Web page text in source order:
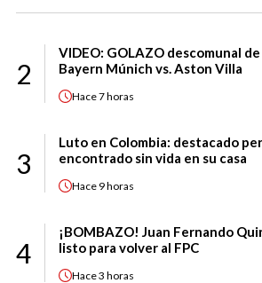
2
VIDEO: GOLAZO descomunal
Bayern Múnich vs. Aston Villa
Hace7 horas
3
Luto en Colombia: destacado
encontrado sin vida en su casa
Hace 9 horas
4
¡BOMBAZO! Juan Fernando
listo para volver al FPC
Hace3 horas